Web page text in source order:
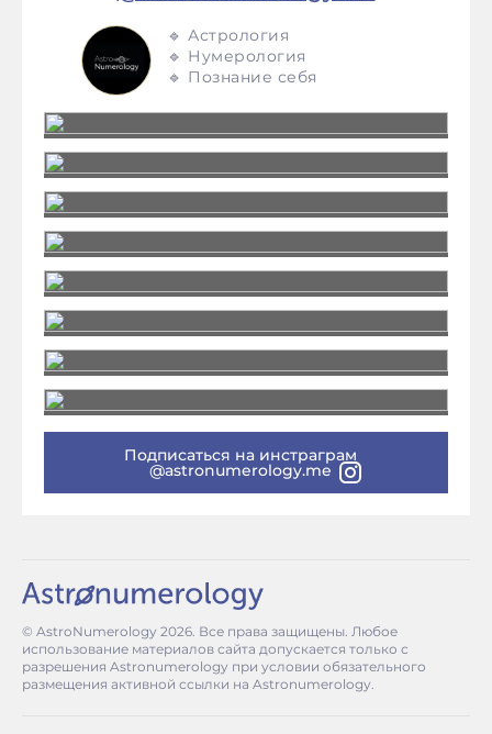
🔹 Астрология
🔹 Нумерология
🔹 Познание себя
Подписаться на инстраграм
@astronumerology.me
© AstroNumerology 2026. Все права защищены. Любое
использование материалов сайта допускается только с
разрешения Astronumerology при условии обязательного
размещения активной ссылки на Astronumerology.